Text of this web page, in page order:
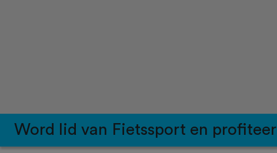
Word lid van Fietssport en profiteer